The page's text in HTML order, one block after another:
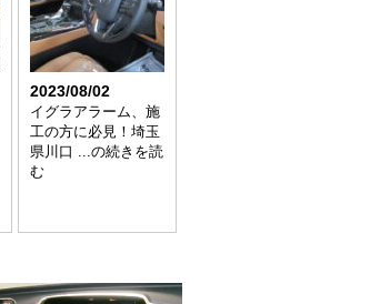
2023/08/02
イグラアラーム、施
工の方に必見！埼玉
県川口 ...の続きを読
む